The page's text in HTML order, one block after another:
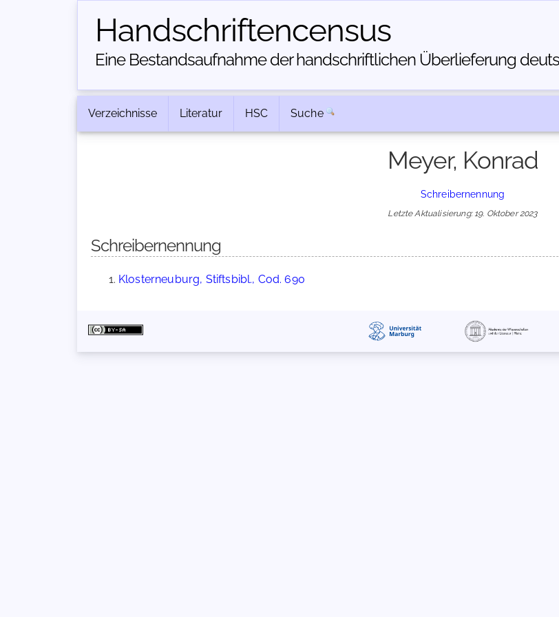
Handschriften­census
Eine Bestandsaufnahme der handschriftlichen Über­lieferung
Verzeichnisse Literatur HSC Suche
Meyer, Konrad
Schreibernennung
Letzte Aktualisierung: 19. Oktober 2023
Schreibernennung
Klosterneuburg, Stiftsbibl., Cod. 690